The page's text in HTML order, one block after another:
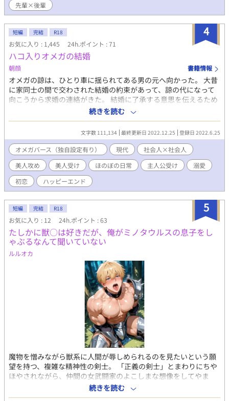
先輩×後輩
4
短編 完結 R18
お気に入り : 1,445 24h.ポイント : 71
ハコ入りオメガの結婚
朝顔 書籍情報
オメガの諒は、ひとり車に揺られてある男の元へ向かった。 大昔
に家同士の間で交わされた結婚の約束があって、諒の代になって
向こうから求婚の連絡がきた。 結婚に了承する意思を伝えるため
に、直接相手に会いに行くことになった。 この結婚は傾いていた
会社にとって大きな利益になる話だった。 家のために諒は自分が
結婚しなければと決めたが、それには大きな問題があった。 重い
気持ちでいた諒の前に現れたのは、見たことがないほど美しい男
だった。 冷遇されるどころか、事情を知っても温かく接してくれ
て、あるきっかけで二人の距離は近いものとなり……。 一途な美
人攻め×ハコ入り美人受け オメガバースの設定をお借りして、独
自要素を入れています。 洋風、和風でタイプの違う美人をイメー
ジしています。 特に大きな事件はなく、二人の気持ちが近づい
結しました。 番外編二話追加。 他サイトでも同時投稿していま
す。
続きを読む
文字数 111,134 最終更新日 2022.12.25 登録日 2022.6.25
オメガバース（独自設定有り） 現代
社会人×社会人
美人攻め
美人受け ほのぼの日常 主人公受け
溺愛
初恋
ハッピーエンド
5
短編 完結 R18
お気に入り : 12 24h.ポイント : 63
たしかに獣○は好きだが、俺がミノタウルスの息子をし
ゃぶるなんて聞いていない
ルルオカ
魔物を憎みながら獣系に人間が辱しめられるのを見たいという願
望を持つ、複雑な精神性の剣士。 「正義の剣士」とまわりにちや
ほやされながら、仲間の女武闘家のよこしまな想像をしてやま
ず、でも、蓋を開いてみたらターゲットは自分で・・？ ファンタ
ジーもののBL小説です。R18。
続きを読む